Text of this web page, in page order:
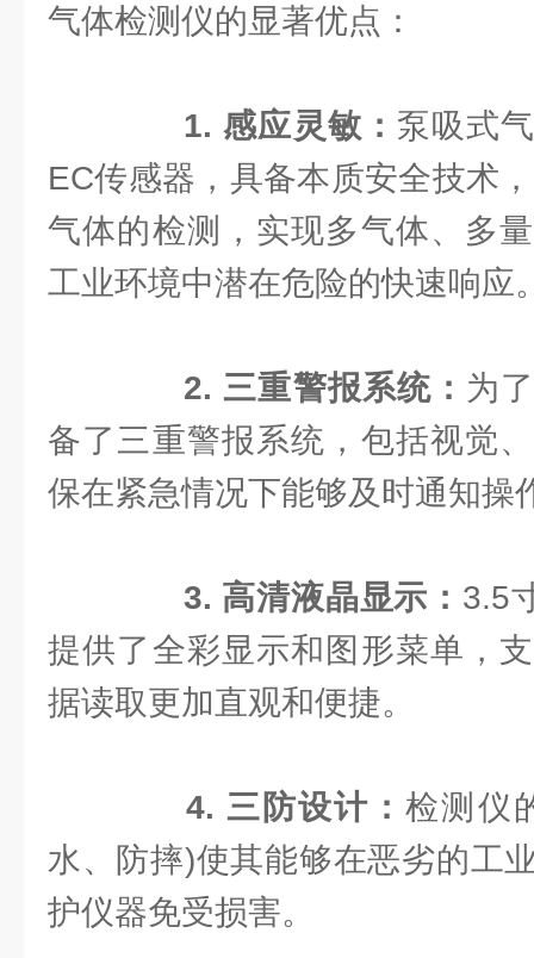
气体检测仪的显著优点：
1. 感应灵敏： 泵吸式
EC传感器，具备本质安全技术
气体的检测，实现多气体、多
工业环境中潜在危险的快速响应
2. 三重警报系统： 为
备了三重警报系统，包括视觉
保在紧急情况下能够及时通知操
3. 高清液晶显示： 3.5
提供了全彩显示和图形菜单，
据读取更加直观和便捷。
4. 三防设计：检测仪
水、防摔)使其能够在恶劣的工
护仪器免受损害。